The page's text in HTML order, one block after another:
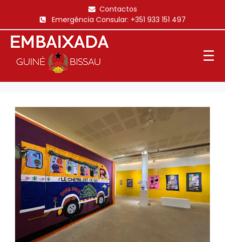
o
conteúdo
Contactos
Emergência Consular: +351 933 151 497
☰